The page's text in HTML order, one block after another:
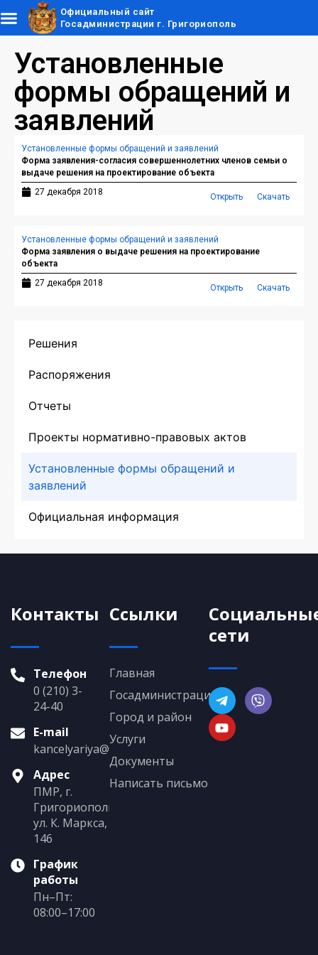
Официальный сайт
Госадминистрации г. Григориополь
Установленные
формы обращений и
заявлений
Установленные формы обращений и заявлений
Форма заявления-согласия совершеннолетних членов семьи о
выдаче решения на проектирование объекта
27 декабря 2018
Открыть Скачать
Установленные формы обращений и заявлений
Форма заявления о выдаче решения на проектирование
объекта
27 декабря 2018
Открыть Скачать
Решения
Распоряжения
Отчеты
Проекты нормативно-правовых актов
Установленные формы обращений и
заявлений
Официальная информация
Контакты
Телефон
0 (210) 3-
24-40
E-mail
kancelyariya@grigoriopol.gospmr.org
Адрес
ПМР, г.
Григориополь,
ул. К. Маркса,
146
График
работы
Пн–Пт:
08:00–17:00
Ссылки
Главная
Госадминистрация
Город и район
Услуги
Документы
Написать письмо
сети